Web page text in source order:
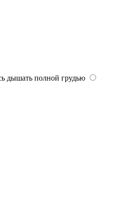
дышать полной грудью